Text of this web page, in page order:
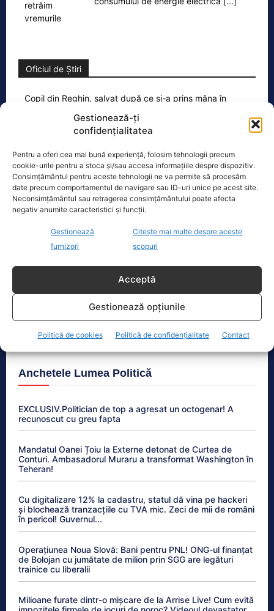
Gestionează-ți
confidențialitatea
Pentru a oferi cea mai bună experiență, folosim tehnologii precum
cookie-urile pentru a stoca și/sau accesa informațiile despre dispozitiv.
Consimțământul pentru aceste tehnologii ne va permite să procesăm
date precum comportamentul de navigare sau ID-uri unice pe acest site.
Neconsimțământul sau retragerea consimțământului poate afecta
negativ anumite caracteristici și funcții.
Gestionează
furnizori
Citește mai multe despre aceste
scopuri
Acceptă
Gestionează opțiunile
Politică de cookies Politică de confidențialitate Contact
Oficiul de Știri
Copil din Reghin, salvat după ce și-a prins mâna în
Un copil de doar 2 ani din Reghin a
vineri, după ce și-a prins mâna
dreaptă [...]
Ultimele știri
pregătită. Așteptăm consens politic
Prețurile carburanților, în scădere ușoară. Prima
etapă a măsurilor de criză intră în vigoare
Anchetele Lumea Politică
EXCLUSIV.Politician de top a agresat un octogenar! A
recunoscut cu greu fapta
Mandatul Oanei Țoiu la Externe detonat de Curtea de
Conturi. Ambasadorul Muraru a transformat Washington în
Teheran!
Cu digitalizare 12% la cadastru, statul dă vina pe hackeri
și blochează tranzacțiile cu TVA mic. Zeci de mii de români
în pericol! Guvernul...
Operațiunea Noua Slovă: Bani pentru PNL! ONG-ul finanțat
de Bolojan cu jumătate de milion prin SGG are legături
trainice cu liberalii
Milioane furate dintr-o mișcare de la Arrise Live! Cum evită